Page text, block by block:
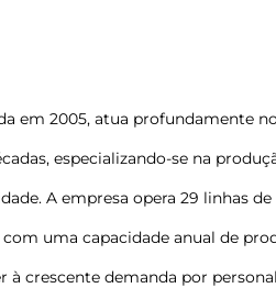
em 2005, atua profundamente
especializando-se na
A empresa opera 29 linhas
uma capacidade anual de
à crescente demanda por